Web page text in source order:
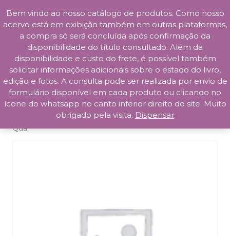
Skip
content
Prosa da Praça
Literatura Estrangeira/ Leon e o Retrato Tal e
Qual
Bem vindo ao nosso catálogo de produtos. Como nosso
acervo está em exibição também em outras plataformas,
a compra só será concluída após confirmação da
disponibilidade do título consultado. Além da
disponibilidade e custo do frete, é possível também
solicitar informações adicionais sobre o estado do livro,
edição e fotos. A consulta pode ser realizada por envio de
formulário disponível em cada produto ou clicando no
ícone do whatsapp no canto inferior direito do site. Muito
obrigado pela visita. Dispensar